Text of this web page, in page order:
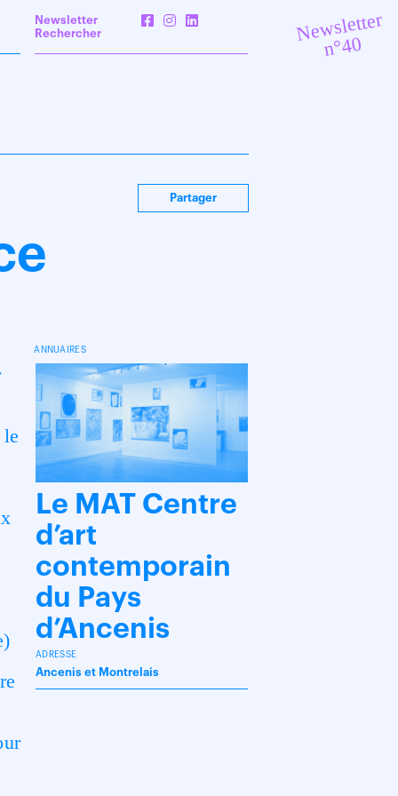
Newsletter
n°40
Newsletter
Rechercher
Partager
ANNUAIRES
Le MAT Centre
d’art
contemporain
du Pays
d’Ancenis
ADRESSE
Ancenis et Montrelais